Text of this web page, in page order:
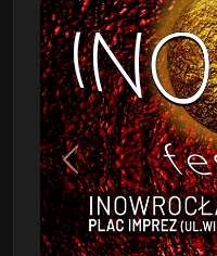
Poprzedni